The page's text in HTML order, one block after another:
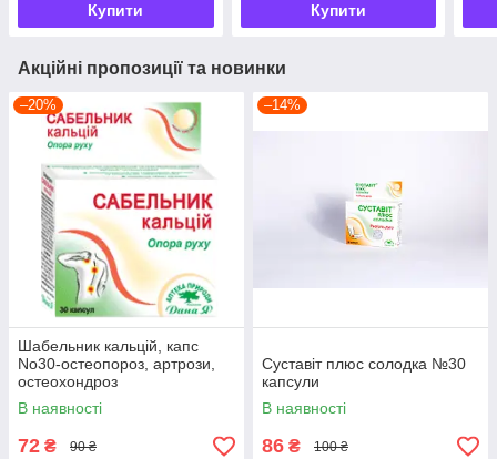
Купити Купити
Акційні пропозиції та новинки
–20%
Шабельник кальцій, капс
No30-остеопороз, артрози,
остеохондроз
В наявності
72 ₴ 90 ₴
–14%
Суставіт плюс солодка №30
капсули
В наявності
86 ₴ 100 ₴